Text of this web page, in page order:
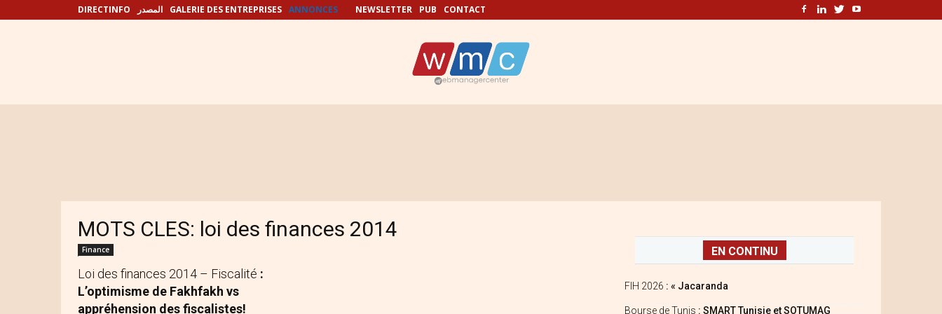
DIRECTINFO المصدر GALERIE DES ENTREPRISES ANNONCES NEWSLETTER PUB CONTACT
MOTS CLES: loi des finances 2014
Finance
Loi des finances 2014 – Fiscalité :
L’optimisme de Fakhfakh vs
appréhension des fiscalistes!
EN CONTINU
FIH 2026 : « Jacaranda
Bourse de Tunis : SMART Tunisie et SOTUMAG